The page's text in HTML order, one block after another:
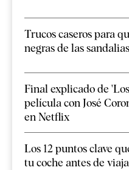
Trucos caseros para
negras de las
Final explicado de
película con José
en Netflix
Los 12 puntos clave
tu coche antes de